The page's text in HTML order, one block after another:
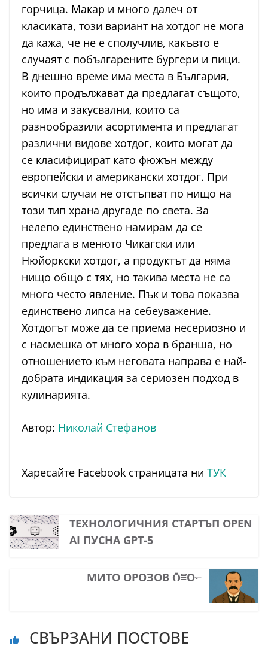
горчица. Макар и много далеч от
класиката, този вариант на хотдог не мога
да кажа, че не е сполучлив, какъвто е
случаят с побългарените бургери и пици.
В днешно време има места в България,
които продължават да предлагат същото,
но има и закусвални, които са
разнообразили асортимента и предлагат
различни видове хотдог, които могат да
се класифицират като фюжън между
европейски и американски хотдог. При
всички случаи не отстъпват по нищо на
този тип храна другаде по света. За
нелепо единствено намирам да се
предлага в менюто Чикагски или
Нюйоркски хотдог, а продуктът да няма
нищо общо с тях, но такива места не са
много често явление. Пък и това показва
единствено липса на себеуважение.
Хотдогът може да се приема несериозно и
с насмешка от много хора в бранша, но
отношението към неговата направа е най-
добрата индикация за сериозен подход в
кулинарията.
Автор: Николай Стефанов
Харесайте Facebook страницата ни ТУК
ТЕХНОЛОГИЧНИЯ СТАРТЪП OPEN
AI ПУСНА GPT-5
МИТО ОРОЗОВ Ō͡≡O˞̶
СВЪРЗАНИ ПОСТОВЕ